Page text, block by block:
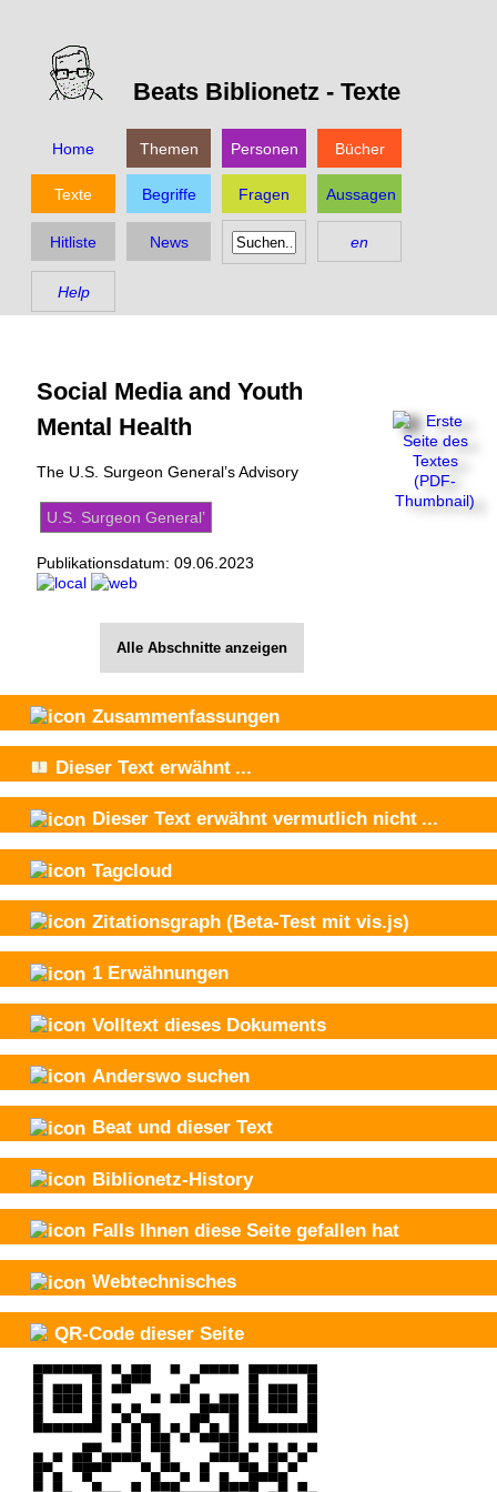
Beats Biblionetz - Texte
Home Themen Personen Bücher
Texte Begriffe Fragen Aussagen
Hitliste News en
Help
Social Media and Youth
Mental Health
The U.S. Surgeon General’s Advisory
U.S. Surgeon General’
Publikationsdatum: 09.06.2023
Alle Abschnitte anzeigen
Zusammenfassungen
Dieser Text erwähnt ...
Dieser Text erwähnt vermutlich nicht ...
Tagcloud
Zitationsgraph (Beta-Test mit vis.js)
1 Erwähnungen
Volltext dieses Dokuments
Anderswo suchen
Beat und dieser Text
Biblionetz-History
Falls Ihnen diese Seite gefallen hat
Webtechnisches
QR-Code dieser Seite